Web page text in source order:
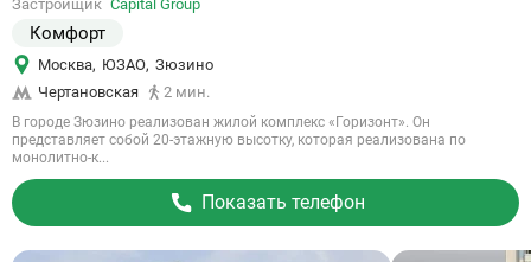
объект
Застройщик Capital Group
Комфорт
Москва, ЮЗАО, Зюзино
Чертановская
2 мин.
В городе Зюзино реализован жилой комплекс «Горизонт». Он
представляет собой 20-этажную высотку, которая реализована по
монолитно-к...
Показать телефон